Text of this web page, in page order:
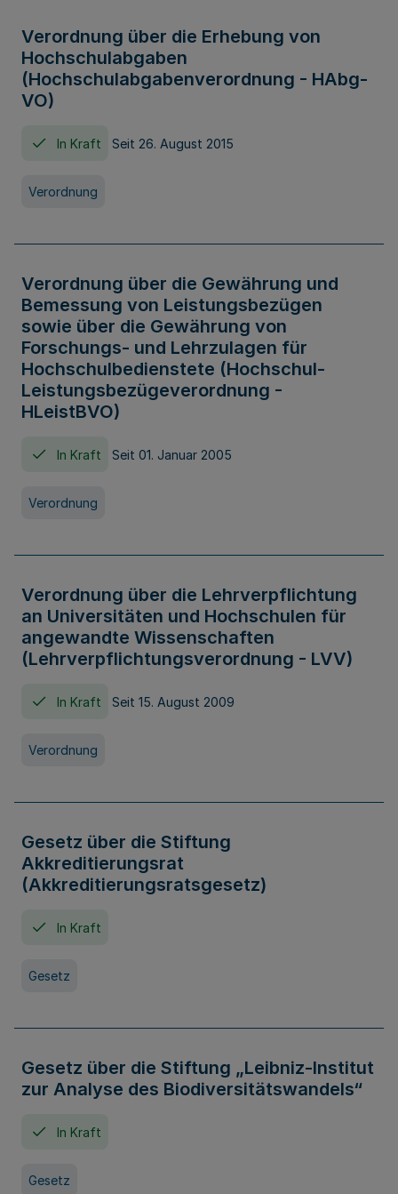
Verordnung über die Erhebung von
Hochschulabgaben
(Hochschulabgabenverordnung - HAbg-
VO)
In Kraft Seit 26. August 2015
Verordnung
Verordnung über die Gewährung und
Bemessung von Leistungsbezügen
sowie über die Gewährung von
Forschungs- und Lehrzulagen für
Hochschulbedienstete (Hochschul-
Leistungsbezügeverordnung -
HLeistBVO)
In Kraft Seit 01. Januar 2005
Verordnung
Verordnung über die Lehrverpflichtung
an Universitäten und Hochschulen für
angewandte Wissenschaften
(Lehrverpflichtungsverordnung - LVV)
In Kraft Seit 15. August 2009
Verordnung
Gesetz über die Stiftung
Akkreditierungsrat
(Akkreditierungsratsgesetz)
In Kraft
Gesetz
Gesetz über die Stiftung „Leibniz-Institut
zur Analyse des Biodiversitätswandels“
In Kraft
Gesetz